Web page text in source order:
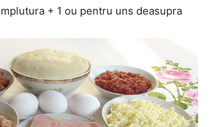
+ 1 ou pentru uns deasupra